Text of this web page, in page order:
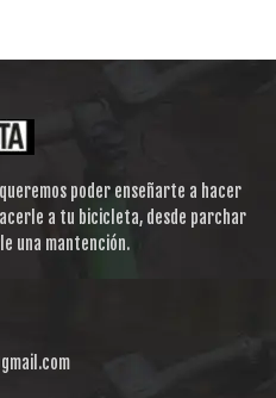
poder enseñarte a hacer
a tu bicicleta, desde parchar
una mantención.